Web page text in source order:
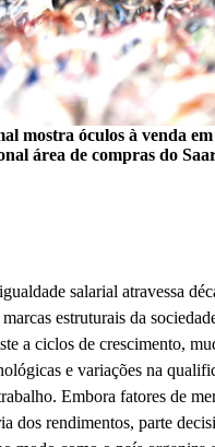
mostra óculos à venda em
área de compras do
salarial atravessa
marcas estruturais da
a ciclos de crescimento,
e variações na
Embora fatores de
dos rendimentos, parte